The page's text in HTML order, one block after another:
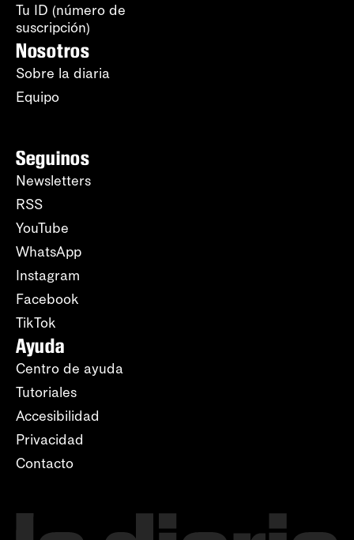
Tu ID (número de
suscripción)
Nosotros
Sobre la diaria
Equipo
Seguinos
Newsletters
RSS
YouTube
WhatsApp
Instagram
Facebook
TikTok
Ayuda
Centro de ayuda
Tutoriales
Accesibilidad
Privacidad
Contacto